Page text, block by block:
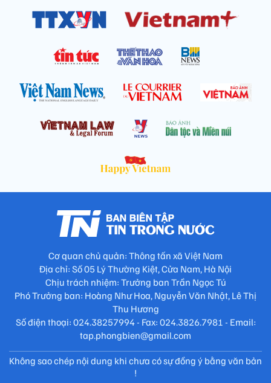
Cơ quan chủ quản: Thông tấn xã Việt Nam
Địa chỉ: Số 05 Lý Thường Kiệt, Cửa Nam, Hà Nội
Chịu trách nhiệm: Trưởng ban Trần Ngọc Tú
Phó Trưởng ban: Hoàng Như Hoa, Nguyễn Văn Nhật, Lê Thị
Thu Hương
Số điện thoại: 024.38257994 - Fax: 024.3826.7981 - Email:
tap.phongbien@gmail.com
Không sao chép nội dung khi chưa có sự đồng ý bằng văn bản
!